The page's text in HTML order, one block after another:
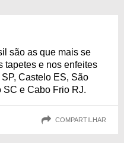
são as que mais se
tapetes e nos enfeites
Castelo ES, São
SC e Cabo Frio RJ.
COMPARTILHAR